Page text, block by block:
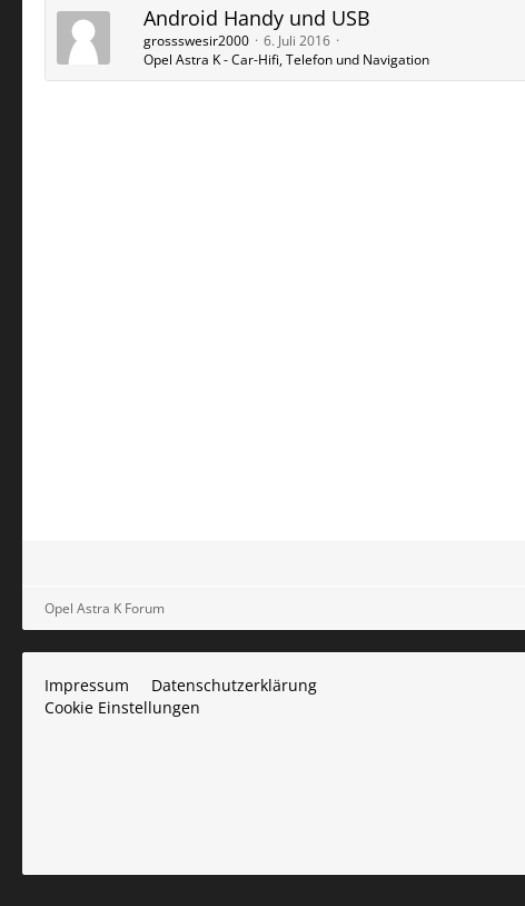
Android Handy und USB
grossswesir2000
6. Juli 2016
Opel Astra K - Car-Hifi, Telefon und Navigation
Opel Astra K Forum
Impressum
Datenschutzerklärung
Cookie Einstellungen